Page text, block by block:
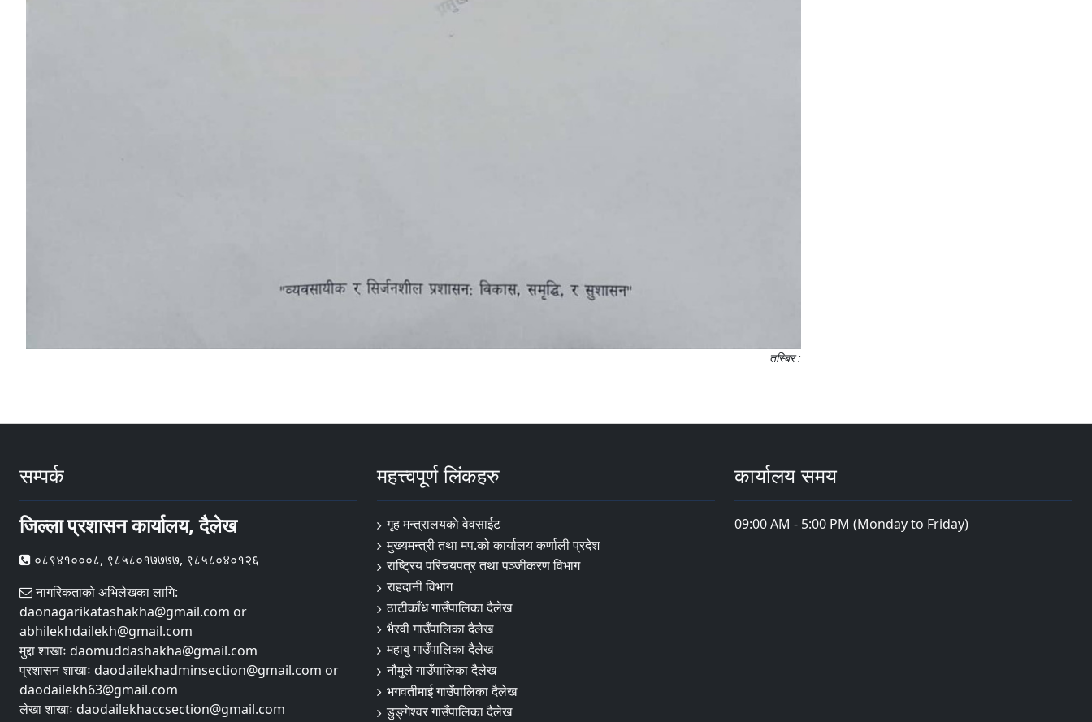
तस्बिर :
सम्पर्क
जिल्ला प्रशासन कार्यालय, दैलेख
०८९४१०००८, ९८५८०१७७७७, ९८५८०४०१२६
नागरिकताको अभिलेखका लागि:
daonagarikatashakha@gmail.com or
abhilekhdailekh@gmail.com
मुद्दा शाखाः daomuddashakha@gmail.com
प्रशासन शाखाः daodailekhadminsection@gmail.com or
daodailekh63@gmail.com
लेखा शाखाः daodailekhaccsection@gmail.com
महत्त्वपूर्ण लिंकहरु
गृह मन्त्रालयकाे वेवसाईट
मुख्यमन्त्री तथा मप.को कार्यालय कर्णाली प्रदेश
राष्ट्रिय परिचयपत्र तथा पञ्जीकरण विभाग
राहदानी विभाग
ठाटीकाँध गाउँपालिका दैलेख
भैरवी गाउँपालिका दैलेख
महाबु गाउँपालिका दैलेख
नौमुले गाउँपालिका दैलेख
भगवतीमाई गाउँपालिका दैलेख
डुङ्गेश्वर गाउँपालिका दैलेख
कार्यालय समय
09:00 AM - 5:00 PM (Monday to Friday)